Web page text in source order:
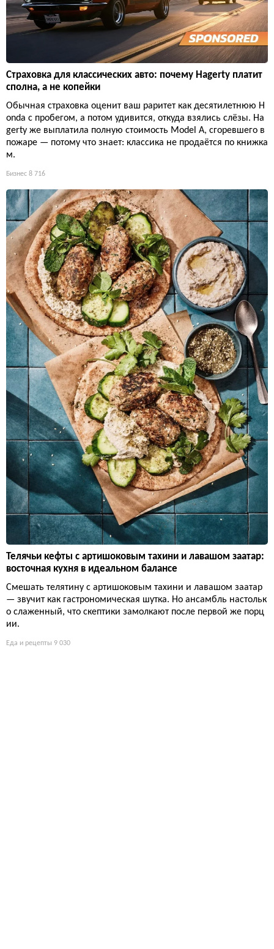
Страховка для классических авто: почему Hagerty платит
сполна, а не копейки
Обычная страховка оценит ваш раритет как десятилетнюю H
onda с пробегом, а потом удивится, откуда взялись слёзы. Ha
gerty же выплатила полную стоимость Model A, сгоревшего в
пожаре — потому что знает: классика не продаётся по книжка
м.
Бизнес 8 716
Телячьи кефты с артишоковым тахини и лавашом заатар:
восточная кухня в идеальном балансе
Смешать телятину с артишоковым тахини и лавашом заатар
— звучит как гастрономическая шутка. Но ансамбль настольк
о слаженный, что скептики замолкают после первой же порц
ии.
Еда и рецепты 9 030